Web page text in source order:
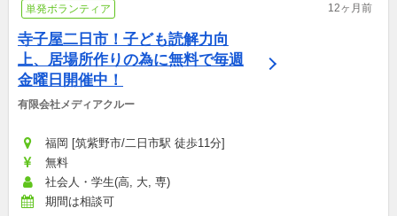
単発ボランティア 12ヶ月前
寺子屋二日市！子ども読解力向
上、居場所作りの為に無料で毎週
金曜日開催中！
有限会社メディアクルー
福岡 [筑紫野市/二日市駅 徒歩11分]
無料
社会人・学生(高, 大, 専)
期間は相談可